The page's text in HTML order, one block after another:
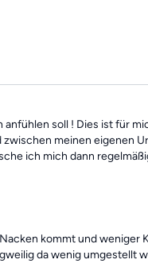
soll ! Dies ist für
meinen eigenen
ich mich dann
kommt und
da wenig umgestellt